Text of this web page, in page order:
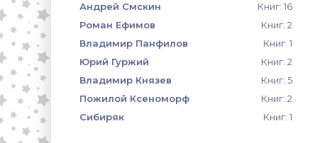
Андрей Смскин
Книг: 16
Роман Ефимов
Книг: 2
Владимир Панфилов
Книг: 1
Юрий Гуржий
Книг: 2
Владимир Князев
Книг: 5
Пожилой Ксеноморф
Книг: 2
Сибиряк
Книг: 1